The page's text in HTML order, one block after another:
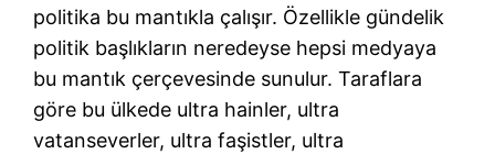
politika bu mantıkla çalışır. Özellikle gündelik
politik başlıkların neredeyse hepsi medyaya
bu mantık çerçevesinde sunulur. Taraflara
göre bu ülkede ultra hainler, ultra
vatanseverler, ultra faşistler, ultra